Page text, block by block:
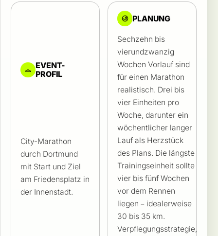
EVENT-
PROFIL
City-Marathon
durch Dortmund
mit Start und Ziel
am Friedensplatz in
der Innenstadt.
PLANUNG
Sechzehn bis
vierundzwanzig
Wochen Vorlauf sind
für einen Marathon
realistisch. Drei bis
vier Einheiten pro
Woche, darunter ein
wöchentlicher langer
Lauf als Herzstück
des Plans. Die längste
Trainingseinheit sollte
vier bis fünf Wochen
vor dem Rennen
liegen – idealerweise
30 bis 35 km.
Verpflegungsstrategie,